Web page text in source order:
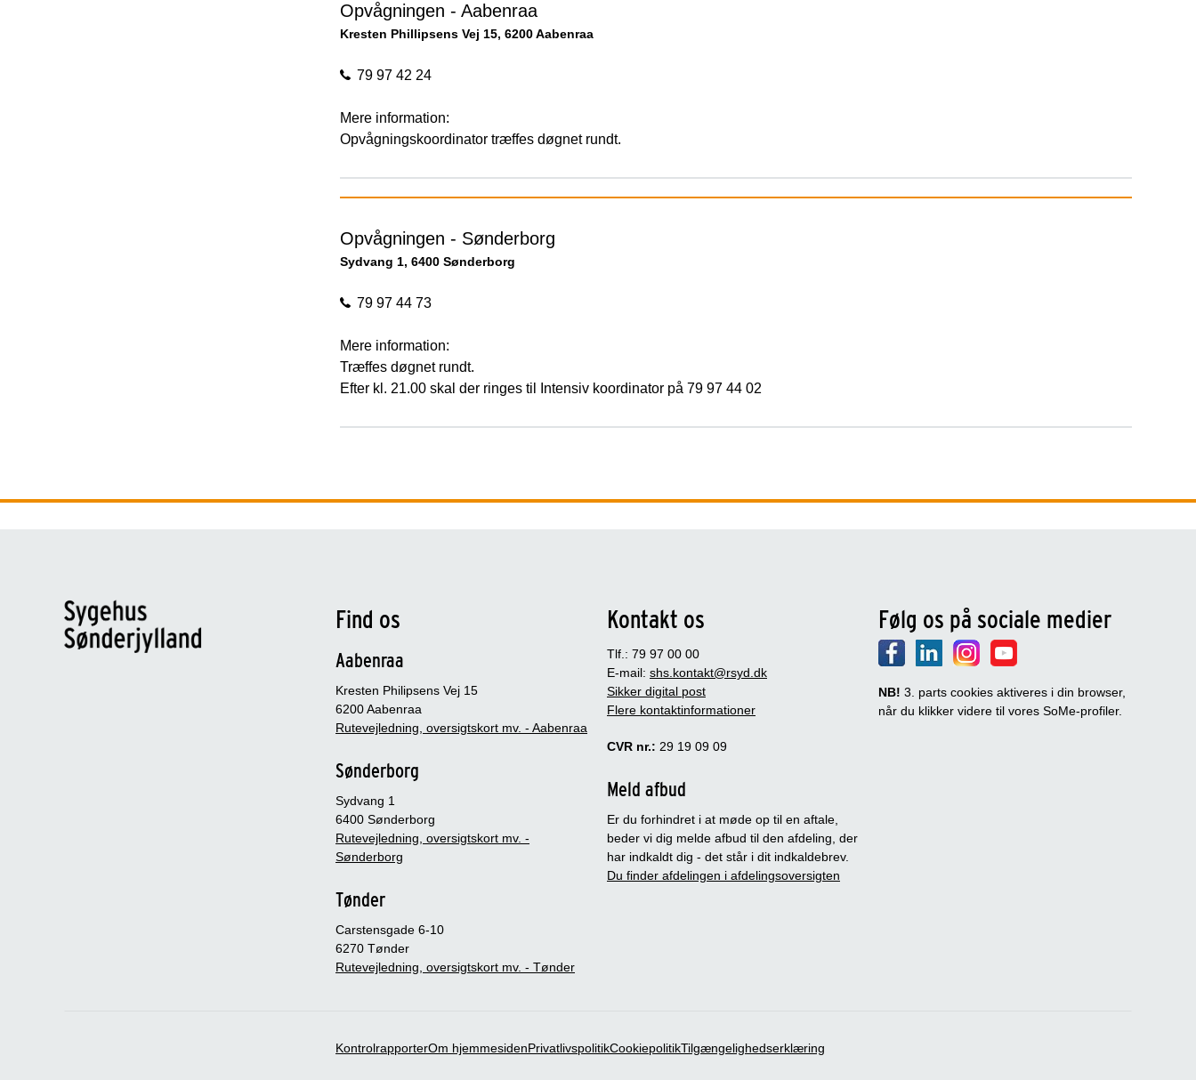
Opvågningen - Aabenraa
Kresten Phillipsens Vej 15, 6200 Aabenraa
79 97 42 24
Mere information:
Opvågningskoordinator træffes døgnet rundt.
Opvågningen - Sønderborg
Sydvang 1, 6400 Sønderborg
79 97 44 73
Mere information:
Træffes døgnet rundt.
Efter kl. 21.00 skal der ringes til Intensiv koordinator på 79 97 44 02
Find os
Aabenraa
Kresten Philipsens Vej 15
6200 Aabenraa
Rutevejledning, oversigtskort mv. - Aabenraa
Sønderborg
Sydvang 1
6400 Sønderborg
Rutevejledning, oversigtskort mv. -
Sønderborg
Tønder
Carstensgade 6-10
6270 Tønder
Rutevejledning, oversigtskort mv. - Tønder
Kontakt os
Tlf.: 79 97 00 00
E-mail: shs.kontakt@rsyd.dk
Sikker digital post
Flere kontaktinformationer
CVR nr.: 29 19 09 09
Meld afbud
Er du forhindret i at møde op til en aftale,
beder vi dig melde afbud til den afdeling, der
har indkaldt dig - det står i dit indkaldebrev.
Du finder afdelingen i afdelingsoversigten
Følg os på sociale medier
NB! 3. parts cookies aktiveres i din browser,
når du klikker videre til vores SoMe-profiler.
KontrolrapporterOm hjemmesidenPrivatlivspolitikCookiepolitikTilgængelighedserklæring